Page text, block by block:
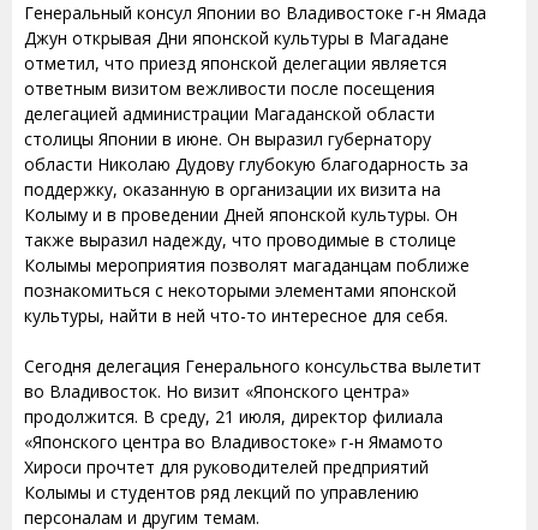
Генеральный консул Японии во Владивостоке г-н Ямада
Джун открывая Дни японской культуры в Магадане
отметил, что приезд японской делегации является
ответным визитом вежливости после посещения
делегацией администрации Магаданской области
столицы Японии в июне. Он выразил губернатору
области Николаю Дудову глубокую благодарность за
поддержку, оказанную в организации их визита на
Колыму и в проведении Дней японской культуры. Он
также выразил надежду, что проводимые в столице
Колымы мероприятия позволят магаданцам поближе
познакомиться с некоторыми элементами японской
культуры, найти в ней что-то интересное для себя.
Сегодня делегация Генерального консульства вылетит
во Владивосток. Но визит «Японского центра»
продолжится. В среду, 21 июля, директор филиала
«Японского центра во Владивостоке» г-н Ямамото
Хироси прочтет для руководителей предприятий
Колымы и студентов ряд лекций по управлению
персоналам и другим темам.